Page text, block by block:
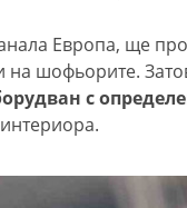
Европа, ще
шофьорите.
с